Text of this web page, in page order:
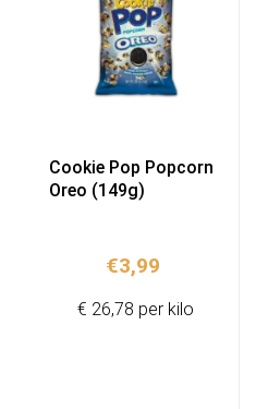
Cookie Pop Popcorn
Oreo (149g)
€3,99
€ 26,78 per kilo